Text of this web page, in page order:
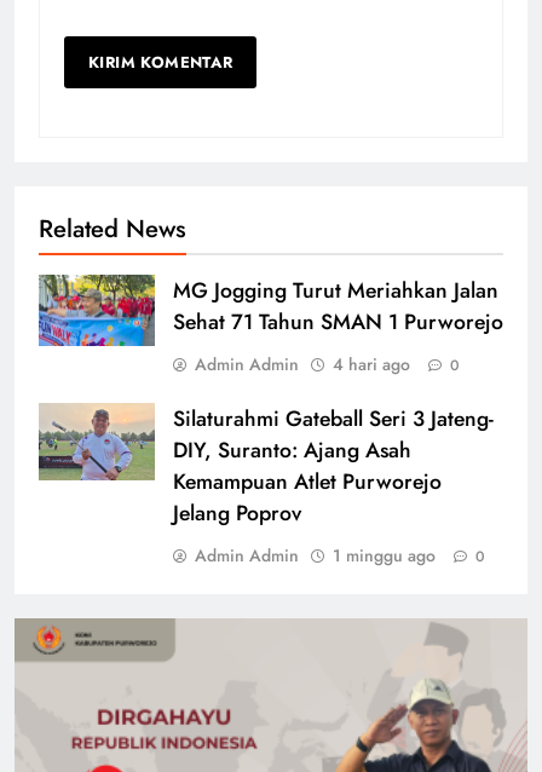
Related News
MG Jogging Turut Meriahkan Jalan
Sehat 71 Tahun SMAN 1 Purworejo
Admin Admin 4 hari ago 0
Silaturahmi Gateball Seri 3 Jateng-
DIY, Suranto: Ajang Asah
Kemampuan Atlet Purworejo
Jelang Poprov
Admin Admin 1 minggu ago 0